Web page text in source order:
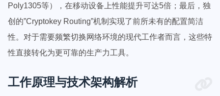
Poly1305等），在移动设备上性能提升可达5倍；最后，独
创的”Cryptokey Routing”机制实现了前所未有的配置简洁
性。对于需要频繁切换网络环境的现代工作者而言，这些特
性直接转化为更可靠的生产力工具。
工作原理与技术架构解析